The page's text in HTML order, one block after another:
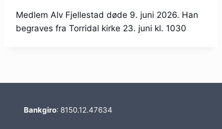
Medlem Alv Fjellestad døde 9. juni 2026. Han
begraves fra Torridal kirke 23. juni kl. 1030
Bankgiro: 8150.12.47634